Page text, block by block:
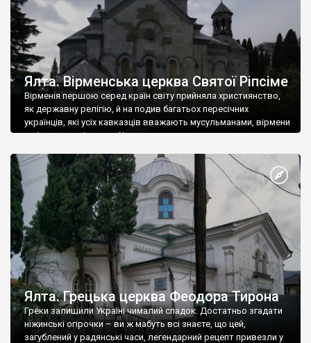
Ялта. Вірменська церква Святої Ріпсіме
Вірменія першою серед країн світу прийняла християнство,
як державну релігію, й на подив багатьох пересічних
українців, які усіх кавказців вважають мусульманами, вірмени
є відданими вірянами Христа
Ялта. Грецька церква Феодора Тирона
Греки залишили Україні чималий спадок. Достатньо згадати
ніжинські огірочки – ви ж мабуть всі знаєте, що цей,
загублений у радянські часи, легендарний рецепт привезли у